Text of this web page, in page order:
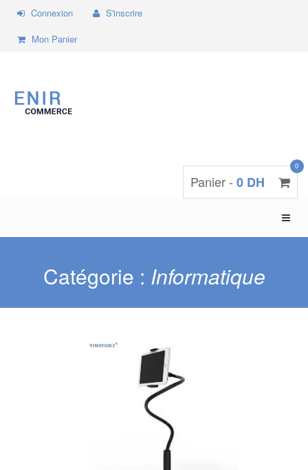
Connexion
S'inscrire
Mon Panier
Panier - 0 DH
0
Toggle
Catégorie : Informatique